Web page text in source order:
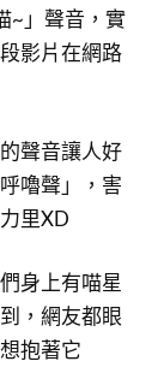
~」聲音，實
影片在網路
聲音讓人好
嚕聲」，害
里XD
身上有喵星
，網友都眼
抱著它